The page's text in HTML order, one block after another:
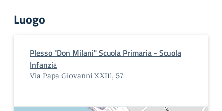
Luogo
Plesso "Don Milani" Scuola Primaria - Scuola
Infanzia
Via Papa Giovanni XXIII, 57